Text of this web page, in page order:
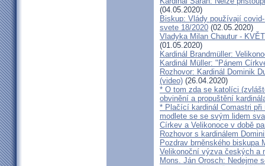
(04.05.2020)
Biskup: Vlády používají
svete 18/2020 (02.05.2020)
Vladyka Milan Chautur -
(01.05.2020)
Kardinál Brandmüller:
Kardinál Müller: "Pánem
Rozhovor: Kardinál Dominik
(video) (26.04.2020)
* O tom zda se katolíci
obvinění a propuštění
* Plačící kardinál Comastri
modlete se se svým lidem
Církev a Velikonoce v době
Rozhovor s kardinálem
Pozdrav brněnského biskupa
Velikonoční výzva českých a
Mons. Ján Orosch: Nedejme